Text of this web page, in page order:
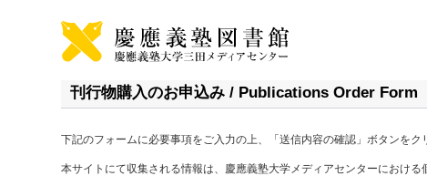
刊行物購入のお申込み / Publications Order Form
下記のフォームに必要事項をご入力の上、「送信内容の確認」ボタンをク
本サイトにて収集される情報は、慶應義塾大学メディアセンターにおける